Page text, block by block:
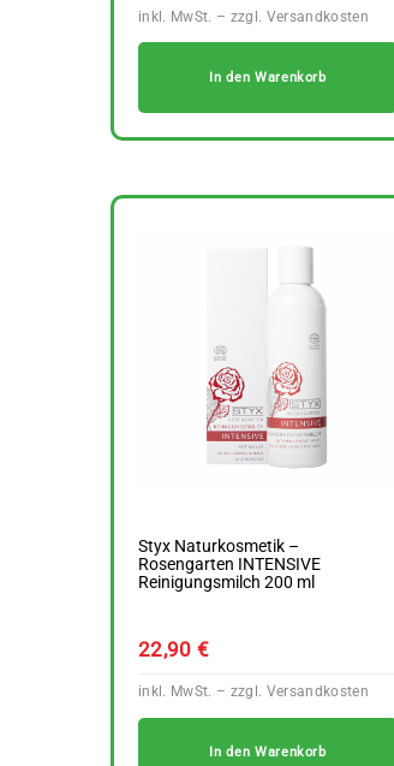
In den Warenkorb
Styx Naturkosmetik –
Rosengarten INTENSIVE
Reinigungsmilch 200 ml
22,90€
In den Warenkorb